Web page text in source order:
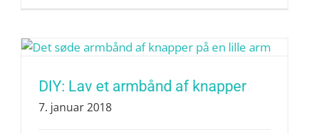
DIY: Lav et armbånd af knapper
7. januar 2018